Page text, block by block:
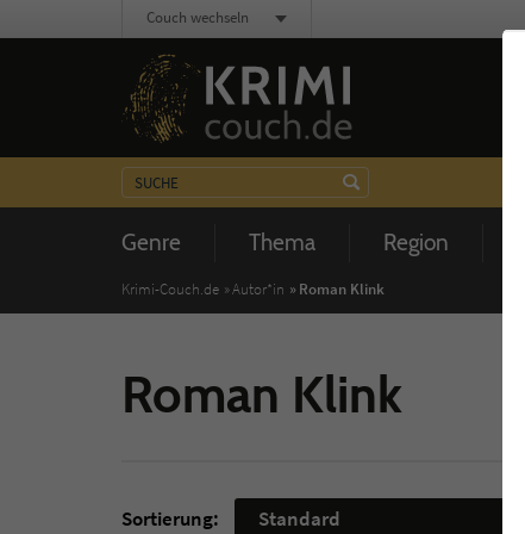
Genre Thema Region
Couch wechseln
Krimi-Couch.de Autor*in Roman Klink
Roman Klink
Sortierung:
Standard